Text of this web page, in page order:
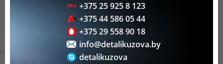
+375 25 925 8 123
+375 44 586 05 44
+375 29 558 90 18
info@detalikuzova.by
detalikuzova